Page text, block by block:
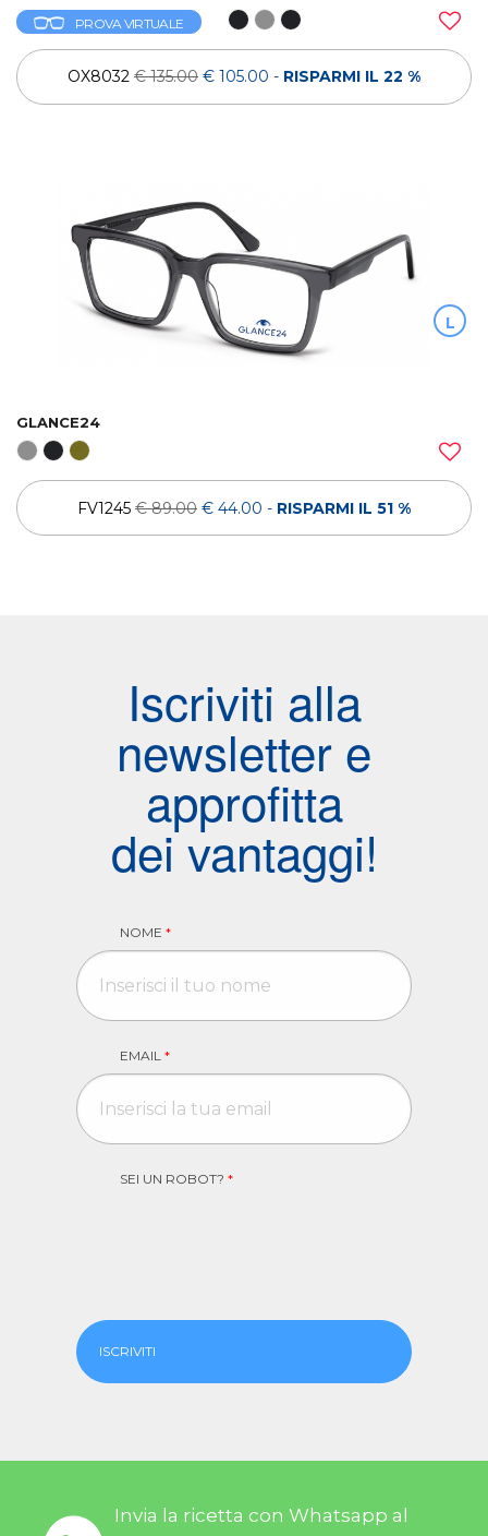
PROVA VIRTUALE
OX8032 € 135.00 € 105.00 - RISPARMI IL 22 %
L
GLANCE24
FV1245 € 89.00 € 44.00 - RISPARMI IL 51 %
Iscriviti alla
newsletter e
approfitta
dei vantaggi!
NOME *
EMAIL *
SEI UN ROBOT? *
ISCRIVITI
Invia la ricetta con Whatsapp al